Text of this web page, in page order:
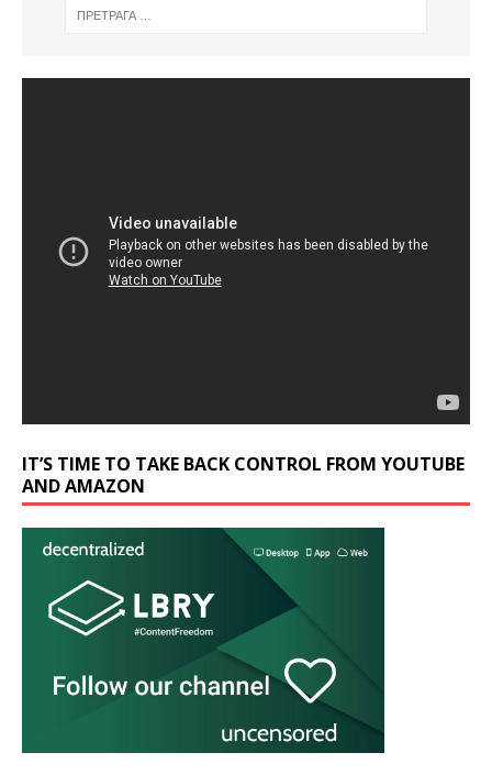
IT’S TIME TO TAKE BACK CONTROL FROM YOUTUBE
AND AMAZON